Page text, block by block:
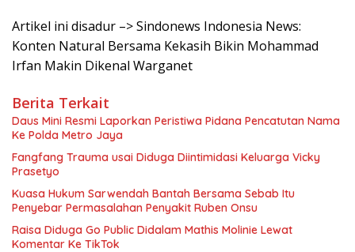
Artikel ini disadur –> Sindonews Indonesia News:
Konten Natural Bersama Kekasih Bikin Mohammad
Irfan Makin Dikenal Warganet
Berita Terkait
Daus Mini Resmi Laporkan Peristiwa Pidana Pencatutan Nama
Ke Polda Metro Jaya
Fangfang Trauma usai Diduga Diintimidasi Keluarga Vicky
Prasetyo
Kuasa Hukum Sarwendah Bantah Bersama Sebab Itu
Penyebar Permasalahan Penyakit Ruben Onsu
Raisa Diduga Go Public Didalam Mathis Molinie Lewat
Komentar Ke TikTok